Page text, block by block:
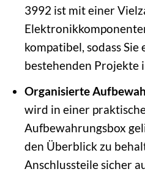
3992 ist mit einer
kompatibel, sodass
bestehenden Projekte
Organisierte
wird in einer
Aufbewahrungsbox
den Überblick zu
Anschlussteile sicher